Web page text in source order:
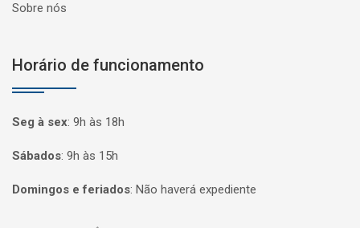
Sobre nós
Horário de funcionamento
Seg à sex: 9h às 18h
Sábados: 9h às 15h
Domingos e feriados: Não haverá expediente